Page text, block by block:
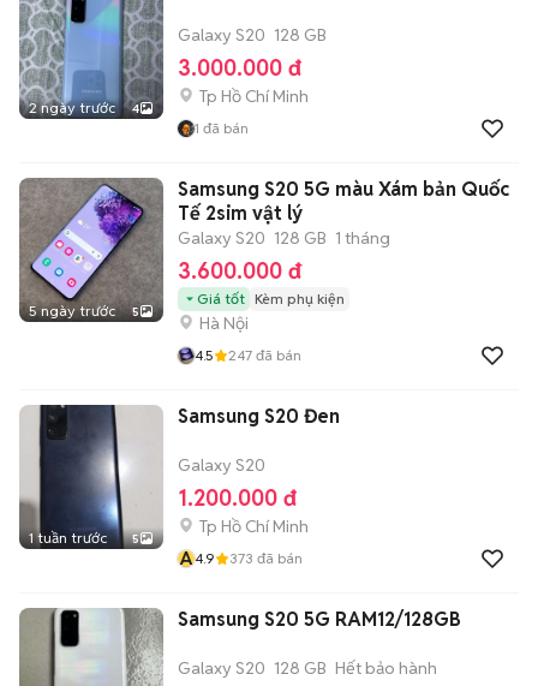
2 ngày trước 4
Galaxy S20 128 GB
3.000.000 đ
Tp Hồ Chí Minh
1 đã bán
5 ngày trước 5
Samsung S20 5G màu Xám bản Quốc
Tế 2sim vật lý
Galaxy S20 128 GB 1 tháng
3.600.000 đ
Giá tốt Kèm phụ kiện
Hà Nội
4.5 247 đã bán
1 tuần trước 5
Samsung S20 Đen
Galaxy S20
1.200.000 đ
Tp Hồ Chí Minh
A4.9 373 đã bán
Samsung S20 5G RAM12/128GB
Galaxy S20 128 GB Hết bảo hành